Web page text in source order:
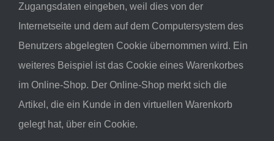
Zugangsdaten eingeben, weil dies von der
Internetseite und dem auf dem Computersystem des
Benutzers abgelegten Cookie übernommen wird. Ein
weiteres Beispiel ist das Cookie eines Warenkorbes
im Online-Shop. Der Online-Shop merkt sich die
Artikel, die ein Kunde in den virtuellen Warenkorb
gelegt hat, über ein Cookie.